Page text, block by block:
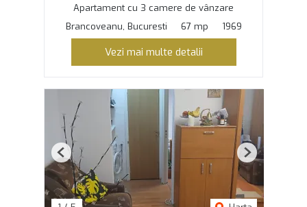
Apartament cu 3 camere de vânzare
Brancoveanu, Bucuresti
67 mp 1969
Vezi mai multe detalii
Previous Next